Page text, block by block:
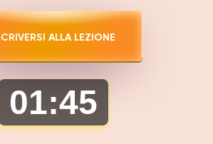
ALLA LEZIONE
01:44